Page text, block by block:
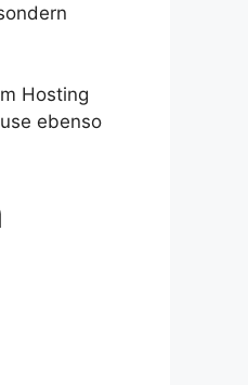
Hosting
ebenso